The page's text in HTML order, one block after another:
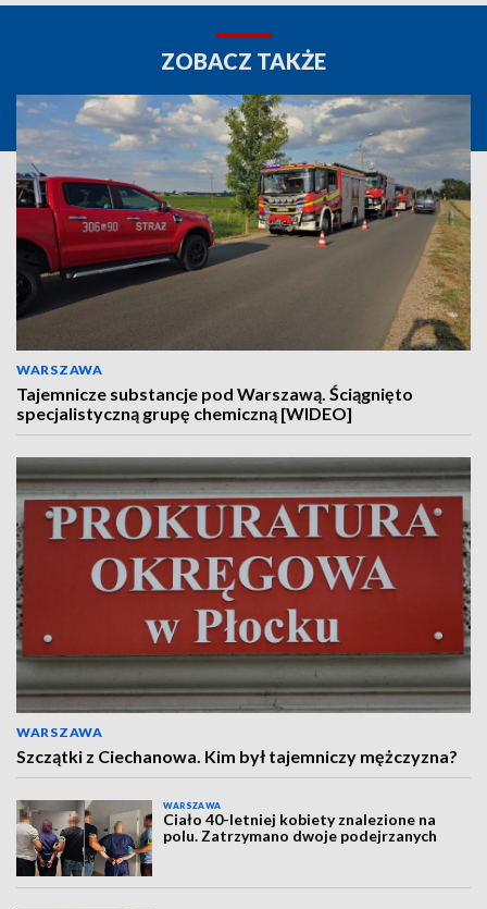
ZOBACZ TAKŻE
WARSZAWA
Tajemnicze substancje pod Warszawą. Ściągnięto
specjalistyczną grupę chemiczną [WIDEO]
WARSZAWA
Szczątki z Ciechanowa. Kim był tajemniczy mężczyzna?
WARSZAWA
Ciało 40-letniej kobiety znalezione na
polu. Zatrzymano dwoje podejrzanych